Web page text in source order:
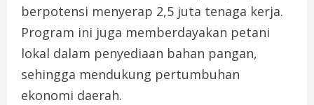
berpotensi menyerap 2,5 juta tenaga kerja.
Program ini juga memberdayakan petani
lokal dalam penyediaan bahan pangan,
sehingga mendukung pertumbuhan
ekonomi daerah.